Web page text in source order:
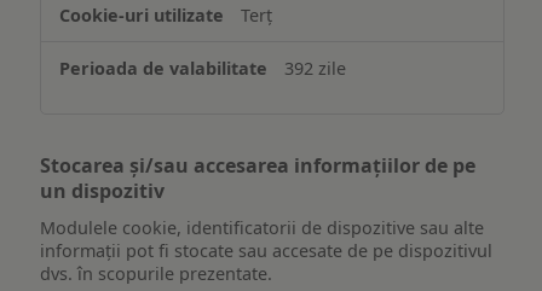
Terț
392 zile
Stocarea și/sau accesarea informațiilor de pe
un dispozitiv
Modulele cookie, identificatorii de dispozitive sau alte
informații pot fi stocate sau accesate de pe dispozitivul
dvs. în scopurile prezentate.